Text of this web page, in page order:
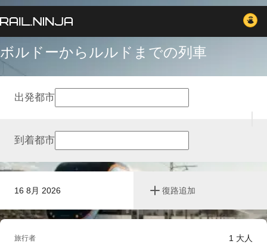
ボルドーからルルドまでの列車
16 8月 2026 復路追加
出発都市
到着都市
旅行者 1 大人